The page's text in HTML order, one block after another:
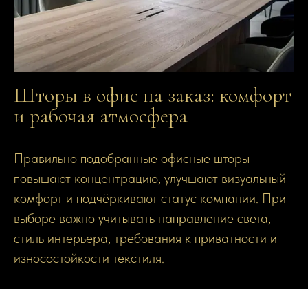
Шторы в офис на заказ: комфорт
и рабочая атмосфера
Правильно подобранные офисные шторы
повышают концентрацию, улучшают визуальный
комфорт и подчёркивают статус компании. При
выборе важно учитывать направление света,
стиль интерьера, требования к приватности и
износостойкости текстиля.